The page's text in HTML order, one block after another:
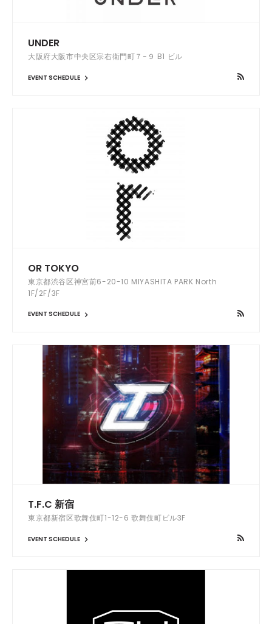
UNDER
大阪府大阪市中央区宗右衛門町７−９ B1 ビル
EVENT SCHEDULE
OR TOKYO
東京都渋谷区神宮前6-20-10 MIYASHITA PARK North
1F/2F/3F
EVENT SCHEDULE
T.F.C 新宿
東京都新宿区歌舞伎町1-12-6 歌舞伎町ビル3F
EVENT SCHEDULE